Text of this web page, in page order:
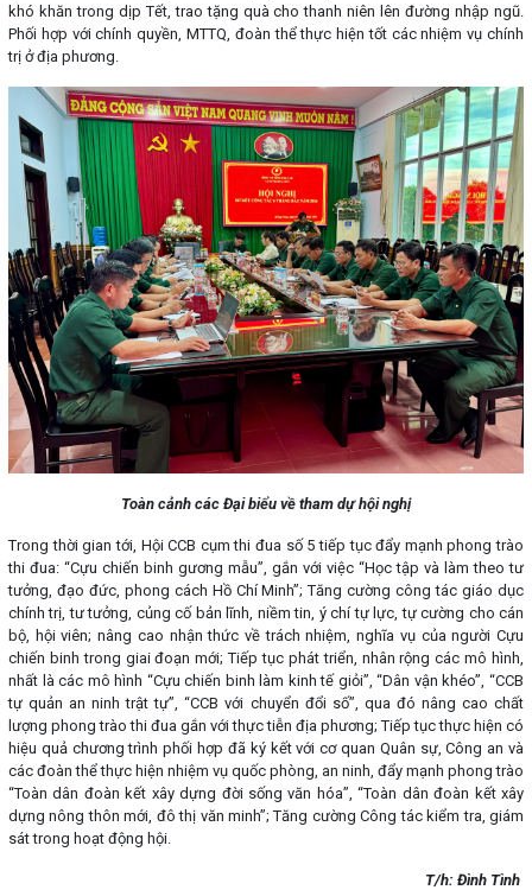
khó khăn trong dịp Tết, trao tặng quà cho thanh niên lên đường nhập ngũ.
Phối hợp với chính quyền, MTTQ, đoàn thể thực hiện tốt các nhiệm vụ chính
trị ở địa phương.
Toàn cảnh các Đại biểu về tham dự hội nghị
Trong thời gian tới, Hội CCB cụm thi đua số 5 tiếp tục đẩy mạnh phong trào
thi đua: “Cựu chiến binh gương mẫu”, gắn với việc “Học tập và làm theo tư
tưởng, đạo đức, phong cách Hồ Chí Minh”; Tăng cường công tác giáo dục
chính trị, tư tưởng, củng cố bản lĩnh, niềm tin, ý chí tự lực, tự cường cho cán
bộ, hội viên; nâng cao nhận thức về trách nhiệm, nghĩa vụ của người Cựu
chiến binh trong giai đoạn mới; Tiếp tục phát triển, nhân rộng các mô hình,
nhất là các mô hình “Cựu chiến binh làm kinh tế giỏi”, “Dân vận khéo”, “CCB
tự quản an ninh trật tự”, “CCB với chuyển đổi số”, qua đó nâng cao chất
lượng phong trào thi đua gắn với thực tiễn địa phương; Tiếp tục thực hiện có
hiệu quả chương trình phối hợp đã ký kết với cơ quan Quân sự, Công an và
các đoàn thể thực hiện nhiệm vụ quốc phòng, an ninh, đẩy mạnh phong trào
“Toàn dân đoàn kết xây dựng đời sống văn hóa”, “Toàn dân đoàn kết xây
dựng nông thôn mới, đô thị văn minh”; Tăng cường Công tác kiểm tra, giám
sát trong hoạt động hội.
T/h: Đình Tình